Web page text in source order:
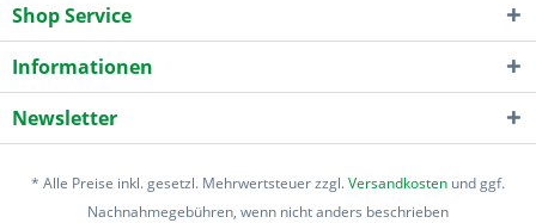
Shop Service
Informationen
Newsletter
* Alle Preise inkl. gesetzl. Mehrwertsteuer zzgl.Versandkosten und ggf.
Nachnahmegebühren, wenn nicht anders beschrieben